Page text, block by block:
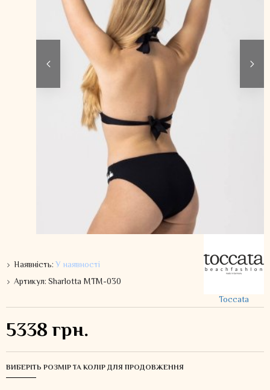
Наявність:У наявності
Артикул:Sharlotta MTM-030
Toccata
5338 грн.
ВИБЕРІТЬ РОЗМІР ТА КОЛІР ДЛЯ ПРОДОВЖЕННЯ